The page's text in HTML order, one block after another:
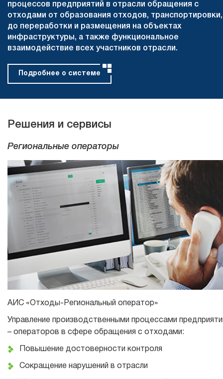
процессов предприятий в отрасли обращения с
отходами от образования отходов, транспортировки,
до переработки и размещения на объектах
инфраструктуры, а также функциональное
взаимодействие всех участников отрасли.
Подробнее о системе
Решения и сервисы
Региональные операторы
АИС «Отходы-Региональный оператор»
Управление производственными процессами
– операторов в сфере обращения с отходами:
Повышение достоверности контроля
Сокращение нарушений в отрасли